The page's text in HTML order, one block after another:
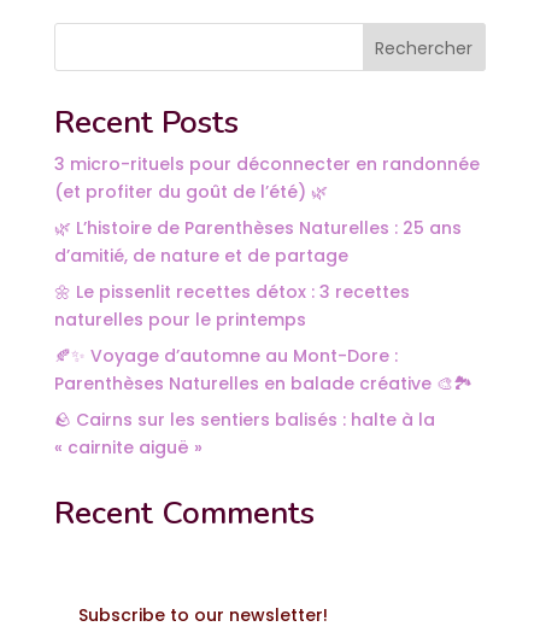
Rechercher
Recent Posts
3 micro-rituels pour déconnecter en randonnée
(et profiter du goût de l’été) 🌿
🌿 L’histoire de Parenthèses Naturelles : 25 ans
d’amitié, de nature et de partage
🌼 Le pissenlit recettes détox : 3 recettes
naturelles pour le printemps
🍂✨ Voyage d’automne au Mont-Dore :
Parenthèses Naturelles en balade créative 🎨🏞️
🪨 Cairns sur les sentiers balisés : halte à la
« cairnite aiguë »
Recent Comments
Subscribe to our newsletter!